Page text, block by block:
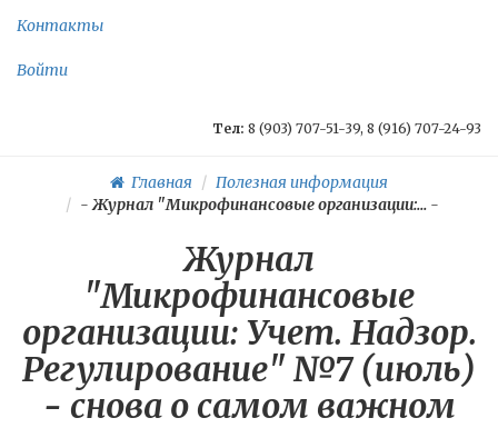
Контакты
Войти
Тел: 8 (903) 707-51-39, 8 (916) 707-24-93
Главная
Полезная информация
-Журнал "Микрофинансовые организации:...-
Журнал
"Микрофинансовые
организации: Учет. Надзор.
Регулирование" №7 (июль)
- снова о самом важном